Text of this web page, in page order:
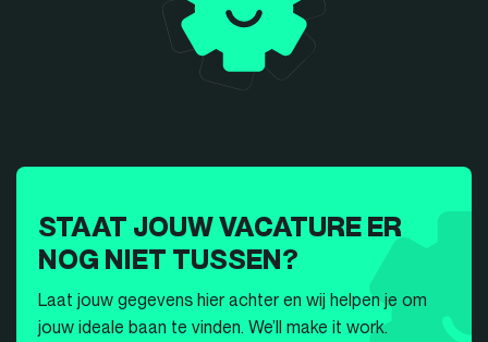
STAAT JOUW VACATURE ER
NOG NIET TUSSEN?
Laat jouw gegevens hier achter en wij helpen je om
jouw ideale baan te vinden. We’ll make it work.